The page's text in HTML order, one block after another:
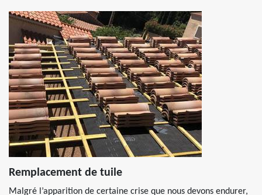
Remplacement de tuile
Malgré l’apparition de certaine crise que nous devons endurer,